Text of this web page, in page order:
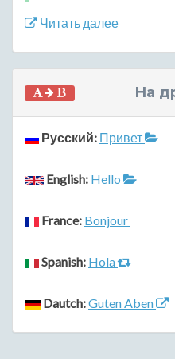
Читать далее
На
Русский: Привет
English: Hello
France: Bonjour
Spanish: Hola
Dautch:Guten Aben